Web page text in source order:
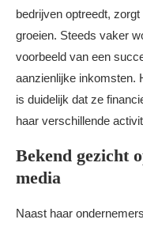
bedrijven optreedt,
groeien. Steeds vaker
voorbeeld van een
aanzienlijke inkomsten.
is duidelijk dat ze
haar verschillende
Bekend gezicht
media
Naast haar